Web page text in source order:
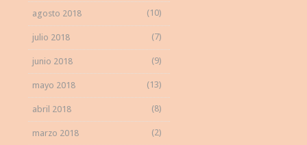
agosto 2018 (10)
julio 2018 (7)
junio 2018 (9)
mayo 2018 (13)
abril 2018 (8)
marzo 2018 (2)